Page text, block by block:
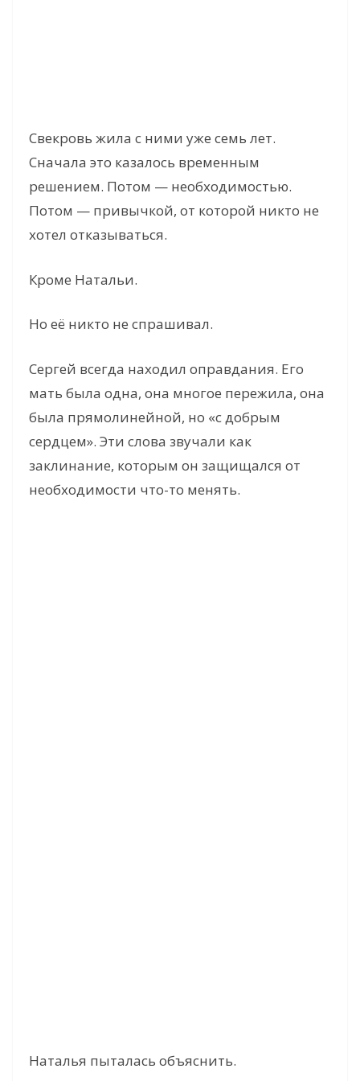
Свекровь жила с ними уже семь лет.
Сначала это казалось временным
решением. Потом — необходимостью.
Потом — привычкой, от которой никто не
хотел отказываться.
Кроме Натальи.
Но её никто не спрашивал.
Сергей всегда находил оправдания. Его
мать была одна, она многое пережила, она
была прямолинейной, но «с добрым
сердцем». Эти слова звучали как
заклинание, которым он защищался от
необходимости что-то менять.
Наталья пыталась объяснить.